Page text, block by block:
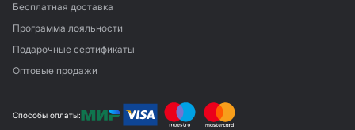
Бесплатная доставка
Программа лояльности
Подарочные сертификаты
Оптовые продажи
Способы оплаты: